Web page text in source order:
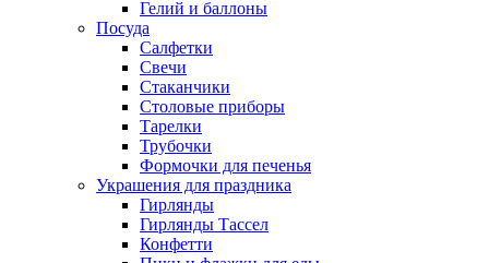
Гелий и баллоны
Посуда
Салфетки
Свечи
Стаканчики
Столовые приборы
Тарелки
Трубочки
Формочки для печенья
Украшения для праздника
Гирлянды
Гирлянды Тассел
Конфетти